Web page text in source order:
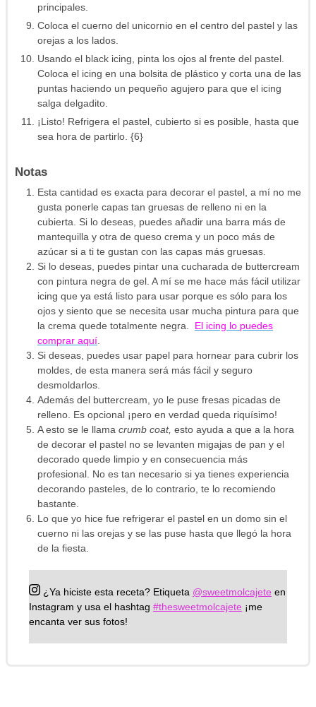
principales.
Coloca el cuerno del unicornio en el centro del pastel y las
orejas a los lados.
Usando el black icing, pinta los ojos al frente del pastel.
Coloca el icing en una bolsita de plástico y corta una de las
puntas haciendo un pequeño agujero para que el icing
salga delgadito.
¡Listo! Refrigera el pastel, cubierto si es posible, hasta que
sea hora de partirlo. {6}
Notas
Esta cantidad es exacta para decorar el pastel, a mí no me
gusta ponerle capas tan gruesas de relleno ni en la
cubierta. Si lo deseas, puedes añadir una barra más de
mantequilla y otra de queso crema y un poco más de
azúcar si a ti te gustan con las capas más gruesas.
Si lo deseas, puedes pintar una cucharada de buttercream
con pintura negra de gel. A mí se me hace más fácil utilizar
icing que ya está listo para usar porque es sólo para los
ojos y siento que se necesita usar mucha pintura para que
la crema quede totalmente negra. El icing lo puedes
comprar aquí.
Si deseas, puedes usar papel para hornear para cubrir los
moldes, de esta manera será más fácil y seguro
desmoldarlos.
Además del buttercream, yo le puse fresas picadas de
relleno. Es opcional ¡pero en verdad queda riquísimo!
A esto se le llama crumb coat, esto ayuda a que a la hora
de decorar el pastel no se levanten migajas de pan y el
decorado quede limpio y en consecuencia más
profesional. No es tan necesario si ya tienes experiencia
decorando pasteles, de lo contrario, te lo recomiendo
bastante.
Lo que yo hice fue refrigerar el pastel en un domo sin el
cuerno ni las orejas y se las puse hasta que llegó la hora
de la fiesta.
¿Ya hiciste esta receta? Etiqueta @sweetmolcajete en
Instagram y usa el hashtag #thesweetmolcajete ¡me
encanta ver sus fotos!